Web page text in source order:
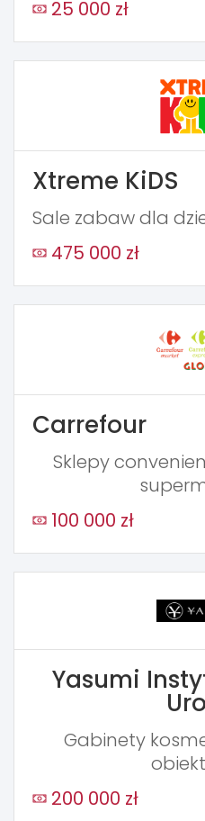
25 000 zł
Xtreme KiDS
Sale zabaw dla
475 000 zł
Carrefour
Sklepy
100 000 zł
Yasumi
Gabinety
200 000 zł